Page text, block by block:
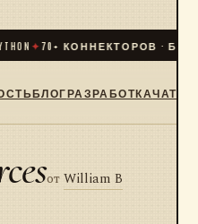
✦70+ КОННЕКТОРОВ ·
БЛОГРАЗРАБОТКАЧАТ
отWilliam B